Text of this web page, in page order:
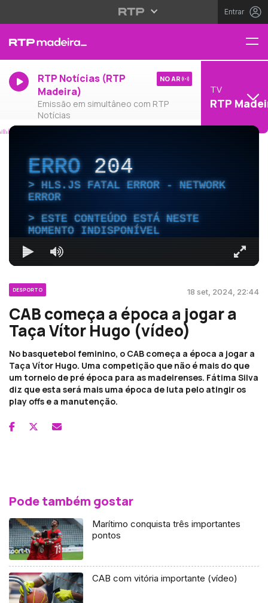
Entrar
RTP Notícias (RTP
Madeira)
Emissão em simultâneo com RTP
Notícias
NO AR
TV
RTP
ERRO204
HLS.JS FATAL ERROR - NETWORK
ERROR
ESTE CONTEÚDO ESTÁ NESTE
MOMENTO INDISPONÍVEL
DESPORTO 18 set, 2024, 22:44
CAB começa a época a jogar a
Taça Vítor Hugo (vídeo)
No basquetebol feminino, o CAB começa a época a jogar a
Taça Vítor Hugo. Uma competição que não é mais do que
um torneio de pré época para as madeirenses. Fátima Silva
diz que esta será mais uma época de luta pelo atingir os
play offs e a manutenção.
Pode também gostar
Marítimo conquista três importantes
pontos
CAB com vitória importante (vídeo)